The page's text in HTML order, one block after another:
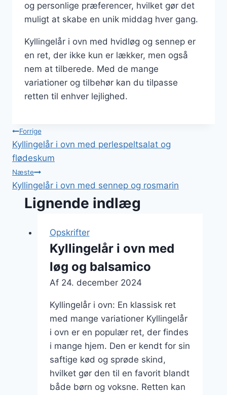
og personlige præferencer, hvilket gør det
muligt at skabe en unik middag hver gang.
Kyllingelår i ovn med hvidløg og sennep er
en ret, der ikke kun er lækker, men også
nem at tilberede. Med de mange
variationer og tilbehør kan du tilpasse
retten til enhver lejlighed.
Indlægsnavigation
Forrige
Kyllingelår i ovn med perlespeltsalat og
flødeskum
Næste
Kyllingelår i ovn med sennep og rosmarin
Lignende indlæg
Opskrifter
Kyllingelår i ovn med
løg og balsamico
Af 24. december 2024
Kyllingelår i ovn: En klassisk ret
med mange variationer Kyllingelår
i ovn er en populær ret, der findes
i mange hjem. Den er kendt for sin
saftige kød og sprøde skind,
hvilket gør den til en favorit blandt
både børn og voksne. Retten kan